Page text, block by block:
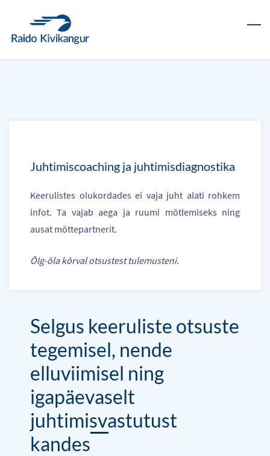
main
content
Juhtimiscoaching ja juhtimisdiagnostika
Keerulistes olukordades ei vaja juht alati rohkem
infot. Ta vajab aega ja ruumi mõtlemiseks ning
ausat mõttepartnerit.
Õlg-õla kõrval otsustest tulemusteni.
Selgus keeruliste otsuste
tegemisel, nende
elluviimisel ning
igapäevaselt
juhtimisvastutust
kandes